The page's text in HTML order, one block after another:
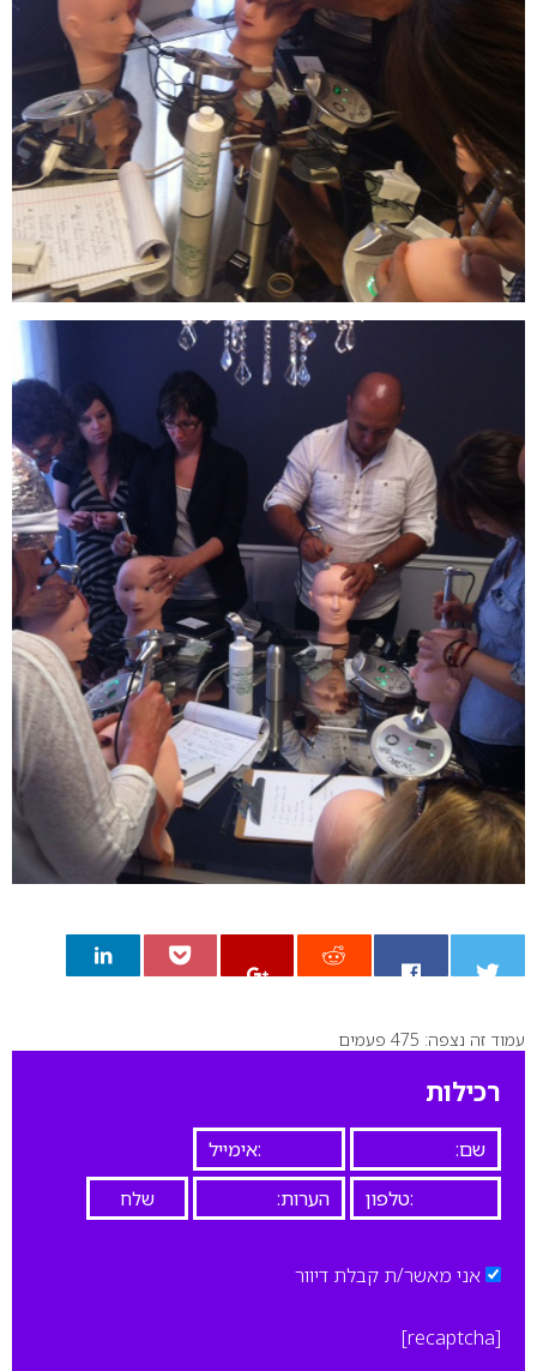
0
עמוד זה נצפה: 475 פעמים
רכילות
אני מאשר/ת קבלת דיוור
[recaptcha]